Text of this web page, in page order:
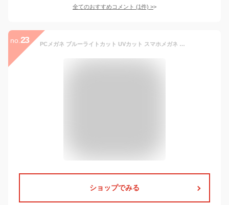
全てのおすすめコメント (1件) >
no. 23 PCメガネ ブルーライトカット UVカット スマホメガネ 伊達メガネ おしゃれ かわいい ティーンズ ドライバー付き ケース付き 機能性 眼精
ショップでみる